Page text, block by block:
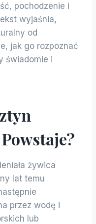
pochodzenie i
wyjaśnia,
od
jak go rozpoznać
świadomie i
żywica
lat temu
przez wodę i
lub